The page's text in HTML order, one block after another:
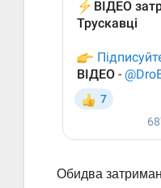
Обидва